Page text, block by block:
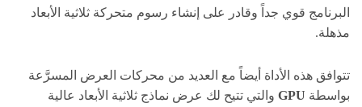
البرنامج قوي جداً وقادر على إنشاء رسوم متحركة ثلاثية الأبعاد
مذهلة.
تتوافق هذه الأداة أيضاً مع العديد من محركات العرض المسرَّعة
بواسطة GPU والتي تتيح لك عرض نماذج ثلاثية الأبعاد عالية